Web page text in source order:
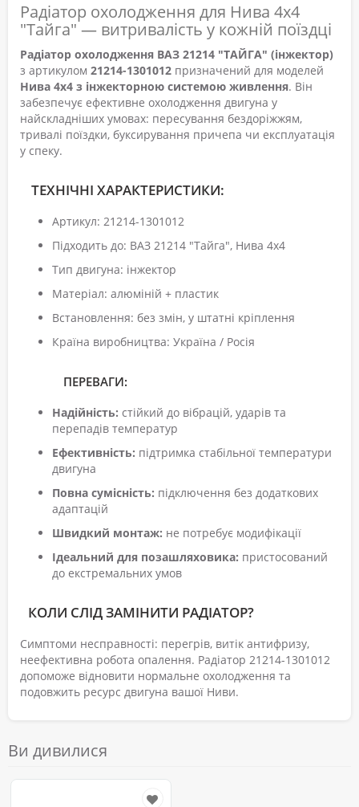
Радіатор охолодження для Нива 4x4
"Тайга" — витривалість у кожній поїздці
Радіатор охолодження ВАЗ 21214 "ТАЙГА" (інжектор)
з артикулом 21214-1301012 призначений для моделей
Нива 4x4 з інжекторною системою живлення. Він
забезпечує ефективне охолодження двигуна у
найскладніших умовах: пересування бездоріжжям,
тривалі поїздки, буксирування причепа чи експлуатація
у спеку.
ТЕХНІЧНІ ХАРАКТЕРИСТИКИ:
Артикул: 21214-1301012
Підходить до: ВАЗ 21214 "Тайга", Нива 4x4
Тип двигуна: інжектор
Матеріал: алюміній + пластик
Встановлення: без змін, у штатні кріплення
Країна виробництва: Україна / Росія
ПЕРЕВАГИ:
Надійність: стійкий до вібрацій, ударів та
перепадів температур
Ефективність: підтримка стабільної температури
двигуна
Повна сумісність: підключення без додаткових
адаптацій
Швидкий монтаж: не потребує модифікації
Ідеальний для позашляховика: пристосований
до екстремальних умов
КОЛИ СЛІД ЗАМІНИТИ РАДІАТОР?
Симптоми несправності: перегрів, витік антифризу,
неефективна робота опалення. Радіатор 21214-1301012
допоможе відновити нормальне охолодження та
подовжить ресурс двигуна вашої Ниви.
Ви дивилися